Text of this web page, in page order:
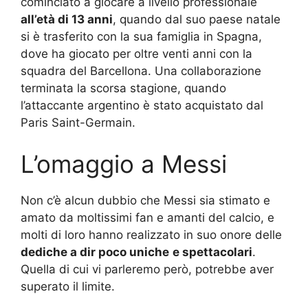
all’età di 13 anni, quando dal suo paese natale
si è trasferito con la sua famiglia in Spagna,
dove ha giocato per oltre venti anni con la
squadra del Barcellona. Una collaborazione
terminata la scorsa stagione, quando
l’attaccante argentino è stato acquistato dal
Paris Saint-Germain.
L’omaggio a Messi
Non c’è alcun dubbio che Messi sia stimato e
amato da moltissimi fan e amanti del calcio, e
molti di loro hanno realizzato in suo onore delle
dediche a dir poco uniche e spettacolari.
Quella di cui vi parleremo però, potrebbe aver
superato il limite.